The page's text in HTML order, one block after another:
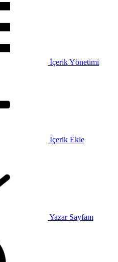
İçerik Yönetimi
İçerik Ekle
Yazar Sayfam